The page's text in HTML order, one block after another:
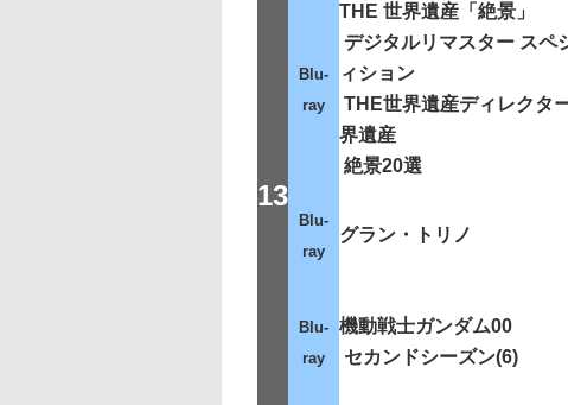
13
Blu-
ray
THE 世界遺産「絶景」
デジタルリマスター スペ
ィション
THE世界遺産ディレクタ
界遺産
絶景20選
Blu-
ray
グラン・トリノ
Blu-
ray
機動戦士ガンダム00
セカンドシーズン(6)